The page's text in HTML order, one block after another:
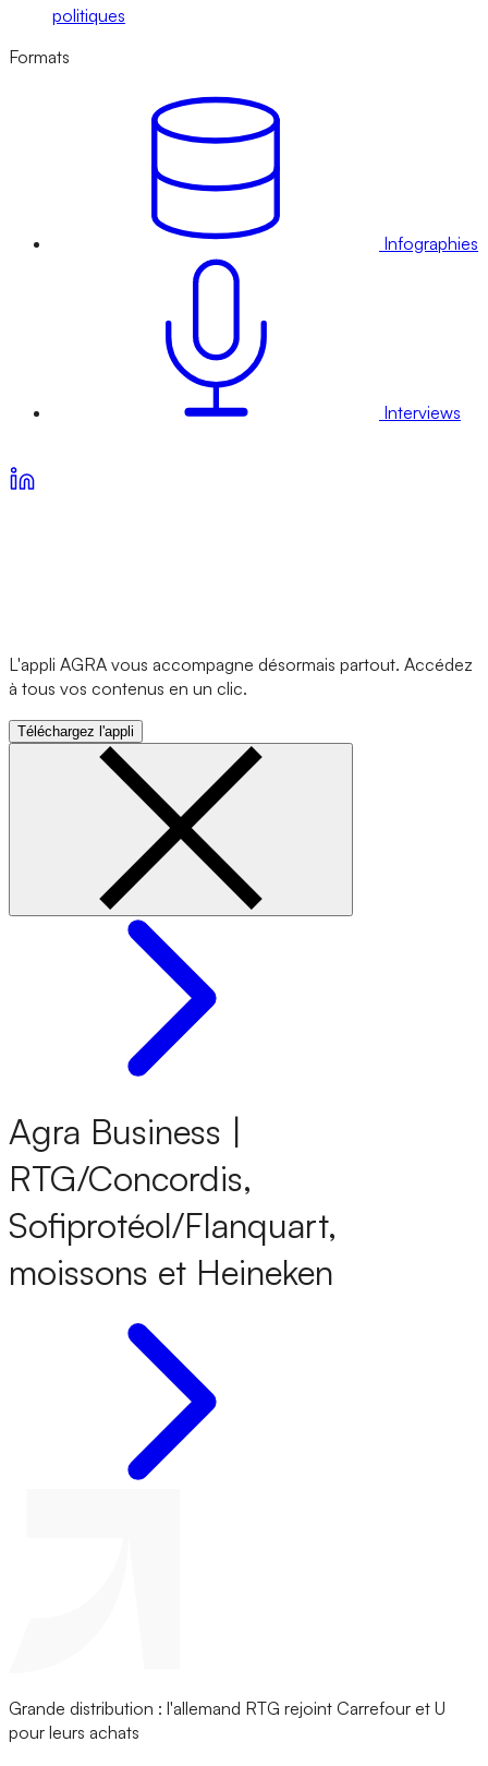
politiques
Formats
Infographies
Interviews
L'appli AGRA vous accompagne désormais partout. Accédez
à tous vos contenus en un clic.
Téléchargez l'appli
Agra Business |
RTG/Concordis,
Sofiprotéol/Flanquart,
moissons et Heineken
Grande distribution : l'allemand RTG rejoint Carrefour et U
pour leurs achats